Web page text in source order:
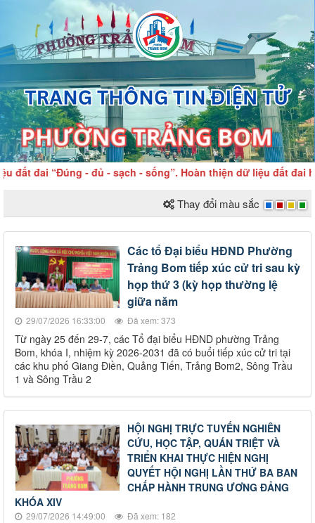
- đủ - sạch - sống”. Hoàn thiện dữ liệu đất đai hôm
Thay đổi màu sắc
Các tổ Đại biểu HĐND Phường
Trảng Bom tiếp xúc cử tri sau kỳ
họp thứ 3 (kỳ họp thường lệ
giữa năm
29/07/2026 16:33:00 Đã xem: 373
Từ ngày 25 đến 29-7, các Tổ đại biểu HĐND phường Trảng
Bom, khóa I, nhiệm kỳ 2026-2031 đã có buổi tiếp xúc cử tri tại
các khu phố Giang Điền, Quảng Tiến, Trảng Bom2, Sông Trầu
1 và Sông Trầu 2
HỘI NGHỊ TRỰC TUYẾN NGHIÊN
CỨU, HỌC TẬP, QUÁN TRIỆT VÀ
TRIỂN KHAI THỰC HIỆN NGHỊ
QUYẾT HỘI NGHỊ LẦN THỨ BA BAN
CHẤP HÀNH TRUNG ƯƠNG ĐẢNG
KHÓA XIV
29/07/2026 14:49:00 Đã xem: 182